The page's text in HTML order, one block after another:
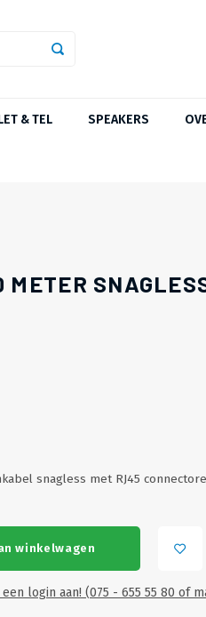
& TEL SPEAKERS
snagless met RJ45
winkelwagen
login aan! (075 - 655 55 80 of